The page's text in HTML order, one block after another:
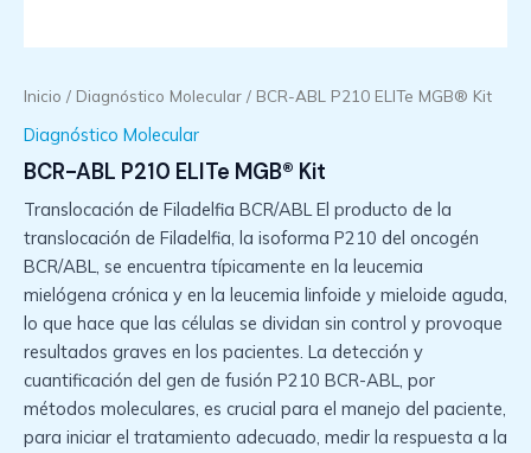
Inicio / Diagnóstico Molecular / BCR-ABL P210 ELITe MGB® Kit
Diagnóstico Molecular
BCR-ABL P210 ELITe MGB® Kit
Translocación de Filadelfia BCR/ABL El producto de la
translocación de Filadelfia, la isoforma P210 del oncogén
BCR/ABL, se encuentra típicamente en la leucemia
mielógena crónica y en la leucemia linfoide y mieloide aguda,
lo que hace que las células se dividan sin control y provoque
resultados graves en los pacientes. La detección y
cuantificación del gen de fusión P210 BCR-ABL, por
métodos moleculares, es crucial para el manejo del paciente,
para iniciar el tratamiento adecuado, medir la respuesta a la